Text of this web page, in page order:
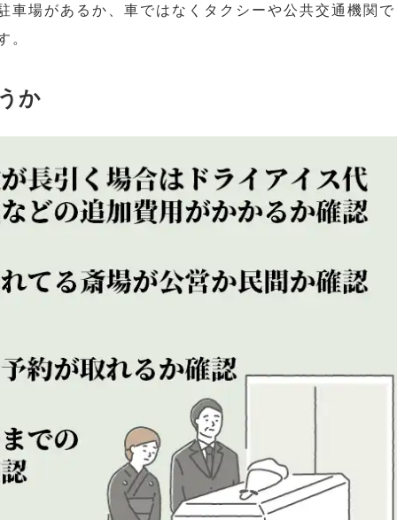
車場があるか、車ではなくタクシーや公共交通機関で
。
か